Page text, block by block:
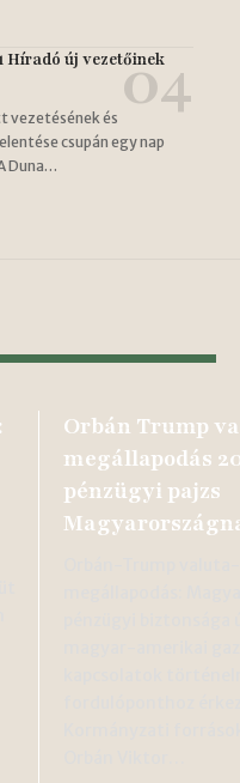
Híradó új vezetőinek
vezetésének és
csupán egy nap
Duna…
Orbán Trump
megállapodás
pénzügyi pajzs